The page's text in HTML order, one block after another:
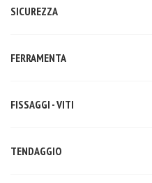
SICUREZZA
FERRAMENTA
FISSAGGI - VITI
TENDAGGIO